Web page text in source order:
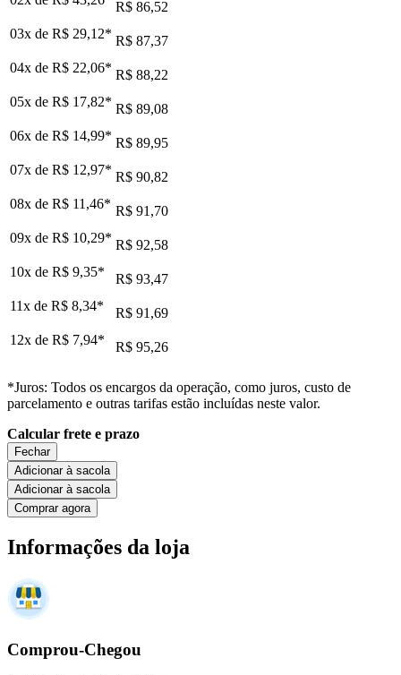
R$ 86,52
03x de R$ 29,12* R$ 87,37
04x de R$ 22,06* R$ 88,22
05x de R$ 17,82* R$ 89,08
06x de R$ 14,99* R$ 89,95
07x de R$ 12,97* R$ 90,82
08x de R$ 11,46* R$ 91,70
09x de R$ 10,29* R$ 92,58
10x de R$ 9,35*
R$ 93,47
11x de R$ 8,34*
R$ 91,69
12x de R$ 7,94* R$ 95,26
*Juros: Todos os encargos da operação, como juros, custo de
parcelamento e outras tarifas estão incluídas neste valor.
Calcular frete e prazo
Fechar
Adicionar à sacola
Adicionar à sacola
Comprar agora
Informações da loja
Comprou-Chegou